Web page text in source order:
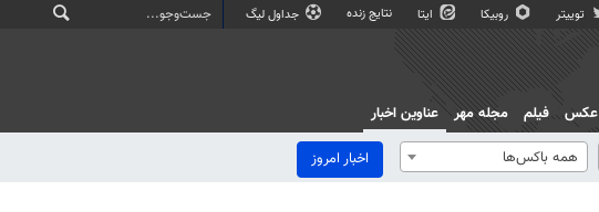
توییتر روبیکا ایتا نتایج زنده جداول لیگ
عکس فیلم مجله مهر
عناوین اخبار
همه باکس‌ها اخبار امروز